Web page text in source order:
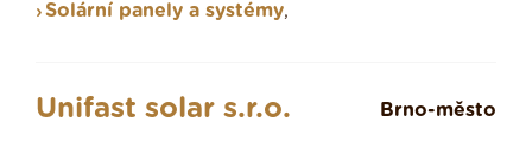
Solární panely a systémy,
Unifast solar s.r.o. Brno-město